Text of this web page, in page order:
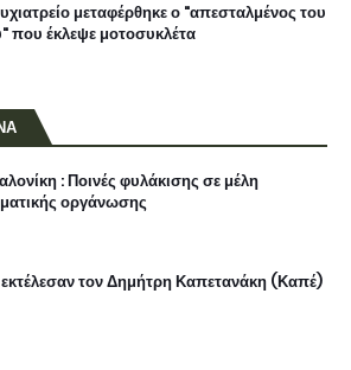
μεταφέρθηκε ο "απεσταλμένος του
που έκλεψε μοτοσυκλέτα
: Ποινές φυλάκισης σε μέλη
οργάνωσης
εκτέλεσαν τον Δημήτρη Καπετανάκη (Καπέ)